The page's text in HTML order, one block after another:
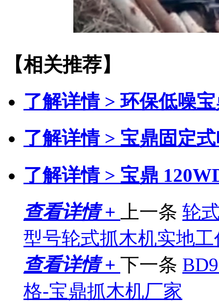
【相关推荐】
了解详情 >环保低噪
了解详情 > 宝鼎固定
了解详情 > 宝鼎
查看详情 +
上一条 轮
型号轮式抓木机实地
查看详情 + 下一条
格-宝鼎抓木机厂家